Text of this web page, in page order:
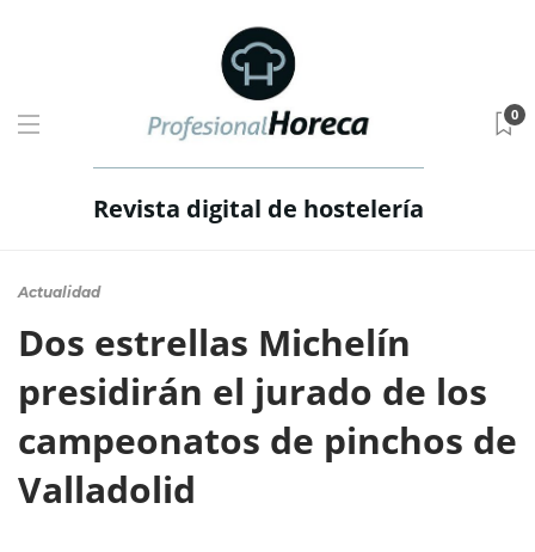
Revista digital de hostelería
0
Actualidad
Dos estrellas Michelín
presidirán el jurado de los
campeonatos de pinchos de
Valladolid